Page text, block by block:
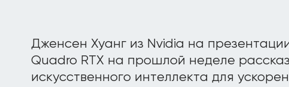
Дженсен Хуанг из Nvidia на
Quadro RTX на прошлой неделе
искусственного интеллекта для